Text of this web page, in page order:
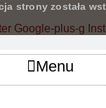
została
Google-plus-g
Menu